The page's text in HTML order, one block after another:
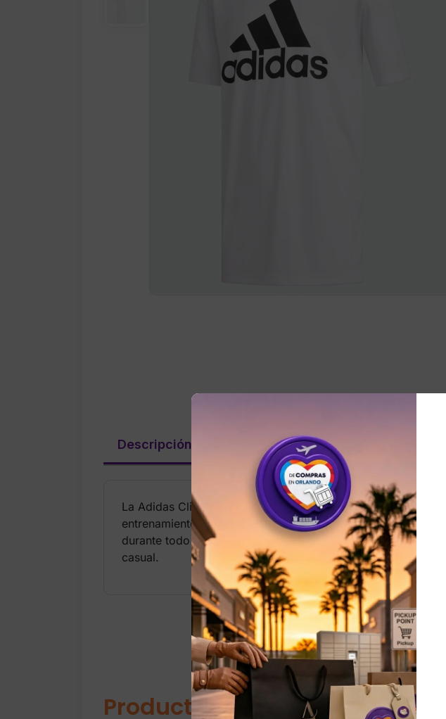
Descripción Valoraciones (0)
La Adidas Climalite Badge of Sport Tee en color blanco es
entrenamiento. Su tecnología Climalite absorbe el sudor y
durante todo el día. El icónico logo Badge of Sport al
casual.
Productos relacionados